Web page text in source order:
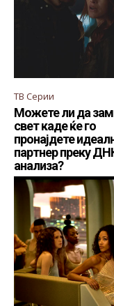
ТВ Серии
Можете ли да
свет каде ќе го
пронајдете
партнер преку
анализа?